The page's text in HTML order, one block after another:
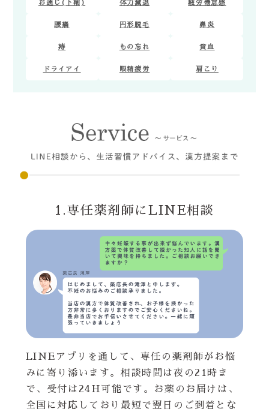
お通じ(下痢) 体力減退 疲労倦怠感
腰痛 円形脱毛 鼻炎
痔 もの忘れ 貧血
ドライアイ 眼精疲労 肩こり
1.専任薬剤師にLINE相談
LINEアプリを通して、専任の薬剤師がお悩
みに寄り添います。相談時間は夜の21時ま
で、受付は24H可能です。お薬のお届けは、
全国に対応しており最短で翌日のご到着とな